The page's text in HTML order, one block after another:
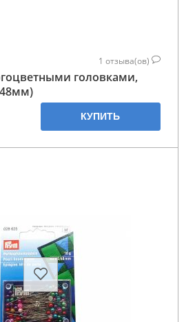
1 отзыва(ов)
головками,
КУПИТЬ